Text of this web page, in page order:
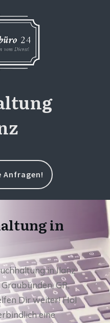
in
in Ilanz
GR,
Dir weiter! Hol
eine